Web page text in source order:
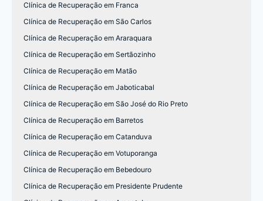
Clínica de Recuperação em Franca
Clínica de Recuperação em São Carlos
Clínica de Recuperação em Araraquara
Clínica de Recuperação em Sertãozinho
Clínica de Recuperação em Matão
Clínica de Recuperação em Jaboticabal
Clínica de Recuperação em São José do Rio Preto
Clínica de Recuperação em Barretos
Clínica de Recuperação em Catanduva
Clínica de Recuperação em Votuporanga
Clínica de Recuperação em Bebedouro
Clínica de Recuperação em Presidente Prudente